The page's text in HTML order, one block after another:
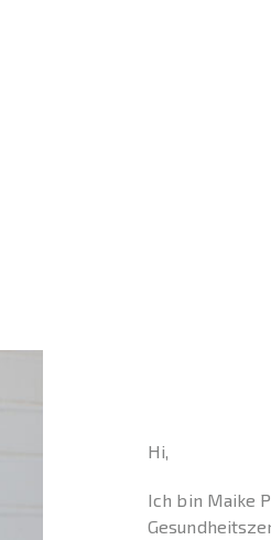
Hi,
Ich bin Maike